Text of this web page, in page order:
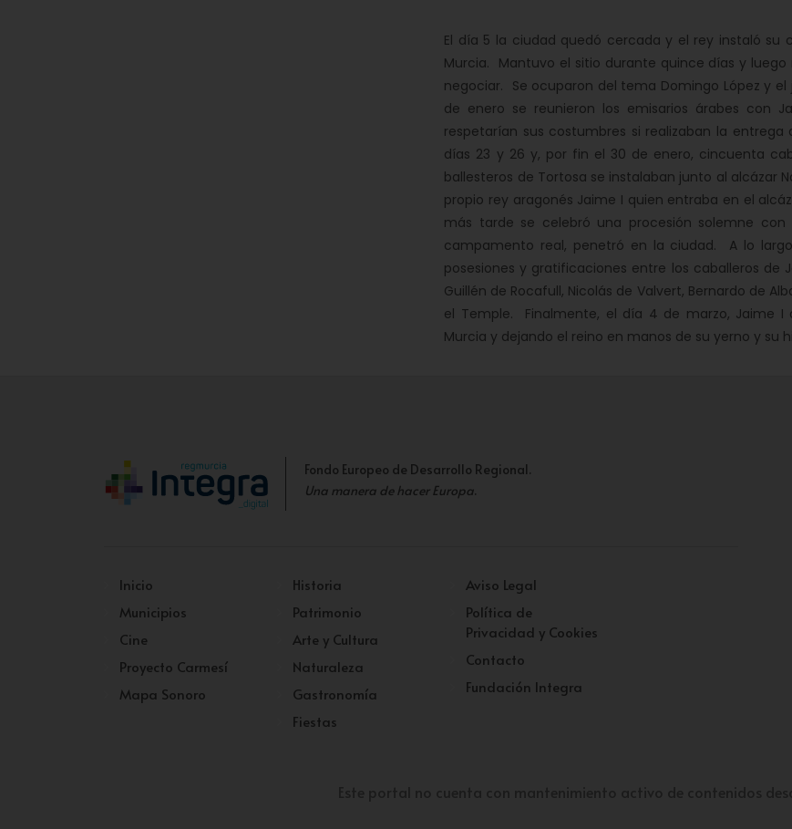
El día 5 la ciudad quedó cercada y el rey instaló
Murcia. Mantuvo el sitio durante quince días y
negociar. Se ocuparon del tema Domingo López y
de enero se reunieron los emisarios árabes con
respetarían sus costumbres si realizaban la
días 23 y 26 y, por fin el 30 de enero, cincuenta
ballesteros de Tortosa se instalaban junto al alcázar
propio rey aragonés Jaime I quien entraba en el
más tarde se celebró una procesión solemne
campamento real, penetró en la ciudad. A lo
posesiones y gratificaciones entre los caballeros de
Guillén de Rocafull, Nicolás de Valvert, Bernardo de
el Temple. Finalmente, el día 4 de marzo, Jaime
Murcia y dejando el reino en manos de su yerno y su
Fondo Europeo de Desarrollo Regional.
Una manera de hacer Europa.
Inicio
Municipios
Cine
Proyecto Carmesí
Mapa Sonoro
Historia
Patrimonio
Arte y Cultura
Naturaleza
Gastronomía
Fiestas
Aviso Legal
Política de
Privacidad y Cookies
Contacto
Fundación Integra